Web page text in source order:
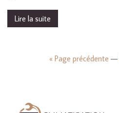
Lire la suite
« Page précédente —